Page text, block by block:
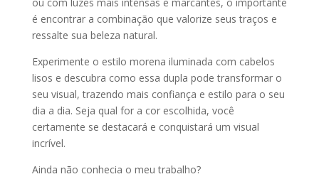
é encontrar a combinação que valorize seus traços e
ressalte sua beleza natural.
Experimente o estilo morena iluminada com cabelos
lisos e descubra como essa dupla pode transformar o
seu visual, trazendo mais confiança e estilo para o seu
dia a dia. Seja qual for a cor escolhida, você
certamente se destacará e conquistará um visual
incrível.
Ainda não conhecia o meu trabalho?